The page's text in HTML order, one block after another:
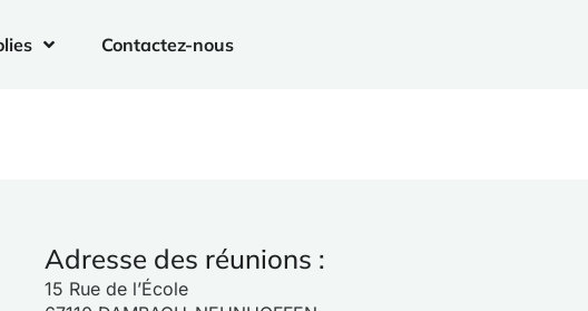
Contactez-nous
Adresse des réunions :
15 Rue de l’École